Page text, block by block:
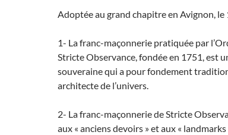
Adoptée au grand chapitre en Avignon,
1- La franc-maçonnerie pratiquée par
Stricte Observance, fondée en 1751, est
souveraine qui a pour fondement
architecte de l’univers.
2- La franc-maçonnerie de Stricte
aux « anciens devoirs » et aux «